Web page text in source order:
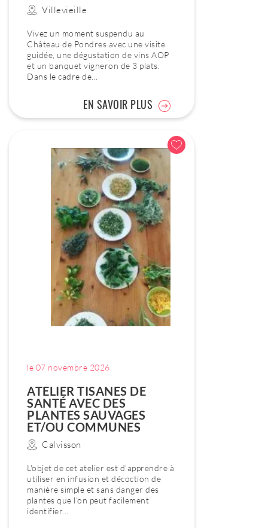
Villevieille
Vivez un moment suspendu au
Château de Pondres avec une visite
guidée, une dégustation de vins AOP
et un banquet vigneron de 3 plats.
Dans le cadre de...
EN SAVOIR PLUS
le 07 novembre 2026
ATELIER TISANES DE
SANTÉ AVEC DES
PLANTES SAUVAGES
ET/OU COMMUNES
Calvisson
L'objet de cet atelier est d’apprendre à
utiliser en infusion et décoction de
manière simple et sans danger des
plantes que l’on peut facilement
identifier...